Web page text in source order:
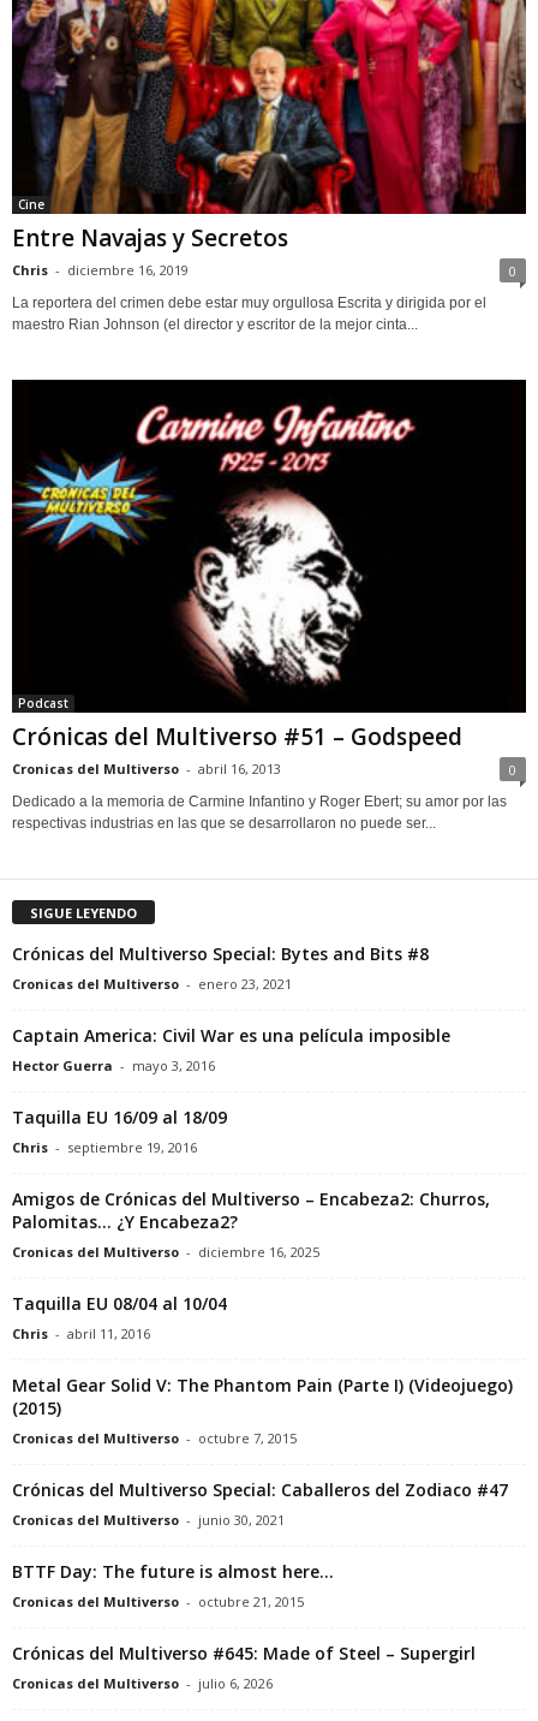
Cine
Entre Navajas y Secretos
Chris - diciembre 16, 2019 0
La reportera del crimen debe estar muy orgullosa Escrita y dirigida por el
maestro Rian Johnson (el director y escritor de la mejor cinta...
Podcast
Crónicas del Multiverso #51 – Godspeed
Cronicas del Multiverso - abril 16, 2013 0
Dedicado a la memoria de Carmine Infantino y Roger Ebert; su amor por las
respectivas industrias en las que se desarrollaron no puede ser...
SIGUE LEYENDO
Crónicas del Multiverso Special: Bytes and Bits #8
Cronicas del Multiverso - enero 23, 2021
Captain America: Civil War es una película imposible
Hector Guerra - mayo 3, 2016
Taquilla EU 16/09 al 18/09
Chris - septiembre 19, 2016
Amigos de Crónicas del Multiverso – Encabeza2: Churros,
Palomitas… ¿Y Encabeza2?
Cronicas del Multiverso - diciembre 16, 2025
Taquilla EU 08/04 al 10/04
Chris - abril 11, 2016
Metal Gear Solid V: The Phantom Pain (Parte I) (Videojuego)
(2015)
Cronicas del Multiverso - octubre 7, 2015
Crónicas del Multiverso Special: Caballeros del Zodiaco #47
Cronicas del Multiverso - junio 30, 2021
BTTF Day: The future is almost here…
Cronicas del Multiverso - octubre 21, 2015
Crónicas del Multiverso #645: Made of Steel – Supergirl
Cronicas del Multiverso - julio 6, 2026